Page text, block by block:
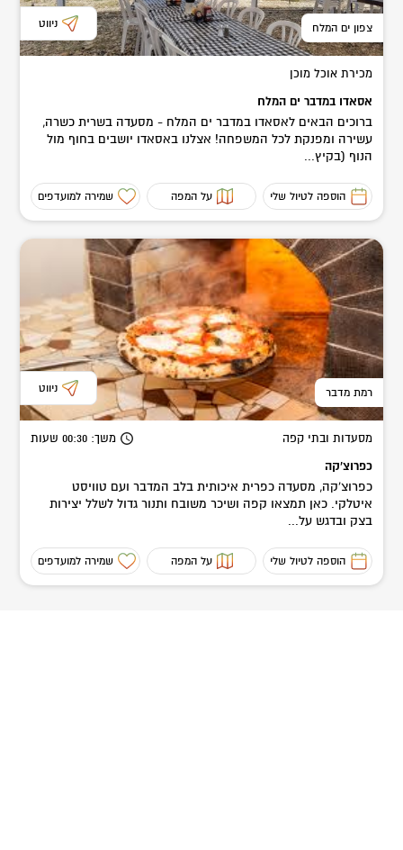
צפון ים המלח ניווט
מכירת אוכל מוכן
אסאדו במדבר ים המלח
ברוכים הבאים לאסאדו במדבר ים המלח - מסעדה בשרית כשרה,
עשירה ומפנקת לכל המשפחה! אצלנו באסאדו יושבים בחוף מול
הנוף (בקיץ...
הוספה לטיול שלי על המפה שמירה למועדפים
רמת מדבר ניווט
מסעדות ובתי קפה משך: 00:30 שעות
כפרוצ'קה
כפרוצ'קה, מסעדה כפרית איכותית בלב המדבר ועם טוויסט
איטלקי. כאן תמצאו קפה ושיכר משובח ותנור גדול לשלל יצירות
בצק ובדגש על...
הוספה לטיול שלי על המפה שמירה למועדפים